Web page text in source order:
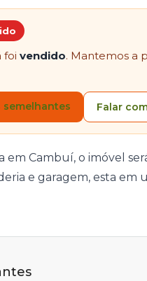
foi vendido. Mantemos a
semelhantes Falar
em Cambuí, o imóvel
e garagem, esta em